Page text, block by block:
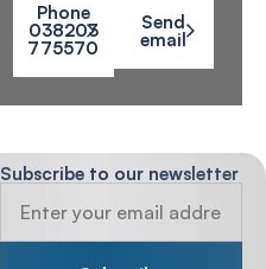
Phone
038203
775570
Send
email
Subscribe to our newsletter